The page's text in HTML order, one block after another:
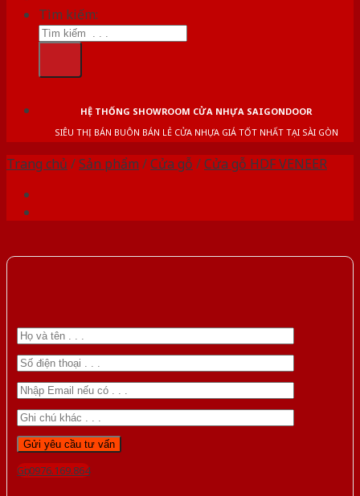
Tìm kiếm:
HỆ THỐNG SHOWROOM CỬA NHỰA SAIGONDOOR
SIÊU THỊ BÁN BUÔN BÁN LẺ CỬA NHỰA GIÁ TỐT NHẤT TẠI SÀI GÒN
Trang chủ /Sản phẩm /Cửa gỗ /Cửa gỗ HDF VENEER
Gọi 0976.169.864